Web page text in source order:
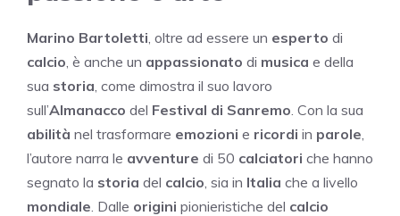
Marino Bartoletti , oltre ad essere un esperto di
calcio , è anche un appassionato di musica e della
sua storia , come dimostra il suo lavoro
sull’Almanacco del Festival di Sanremo . Con la sua
abilità nel trasformare emozioni e ricordi in parole
l’autore narra le avventure di 50 calciatori che hanno
segnato la storia del calcio , sia in Italia che a livello
mondiale . Dalle origini pionieristiche del calcio